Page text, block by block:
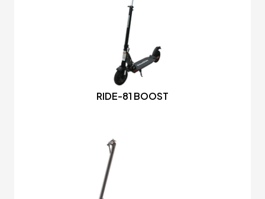
RIDE-81 BOOST